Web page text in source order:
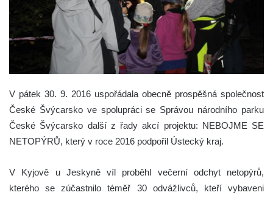
V pátek 30. 9. 2016 uspořádala obecně prospěšná společnost
České Švýcarsko ve spolupráci se Správou národního parku
České Švýcarsko další z řady akcí projektu: NEBOJME SE
NETOPÝRŮ, který v roce 2016 podpořil Ústecký kraj.
V Kyjově u Jeskyně víl proběhl večerní odchyt netopýrů,
kterého se zúčastnilo téměř 30 odvážlivců, kteří vybaveni